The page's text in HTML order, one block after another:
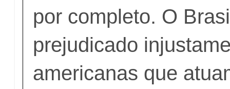
por completo. O
prejudicado
americanas que